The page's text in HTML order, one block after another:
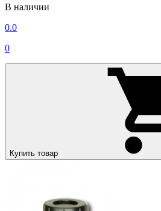
В наличии
0.0
0
Купить товар